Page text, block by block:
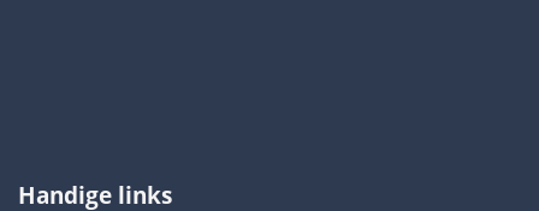
Handige links